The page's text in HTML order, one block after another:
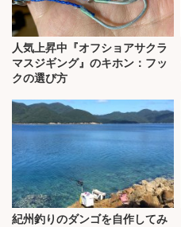
人気上昇中『オフショアサクラ
マスジギング』のキホン：フッ
クの選び方
紀州釣りのダンゴを自作してみ